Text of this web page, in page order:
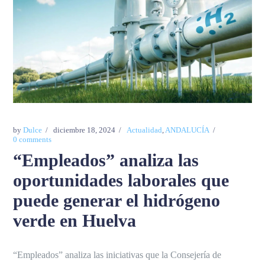
byDulce diciembre 18, 2024 Actualidad ANDALUCÍA
0 comments
“Empleados” analiza las
oportunidades laborales que
puede generar el hidrógeno
verde en Huelva
“Empleados” analiza las iniciativas que la Consejería de